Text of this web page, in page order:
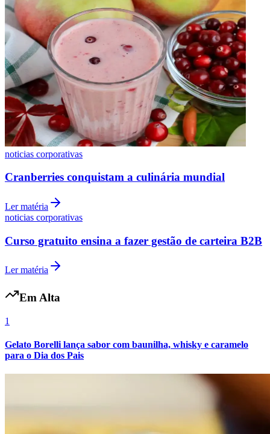
Atlético-MG
noticias corporativas
Cranberries conquistam a culinária mundial
Ler matéria
noticias corporativas
Curso gratuito ensina a fazer gestão de carteira B2B
Ler matéria
Em Alta
1
Gelato Borelli lança sabor com baunilha, whisky e caramelo
para o Dia dos Pais